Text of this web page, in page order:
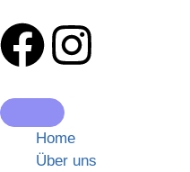
Home
Über uns